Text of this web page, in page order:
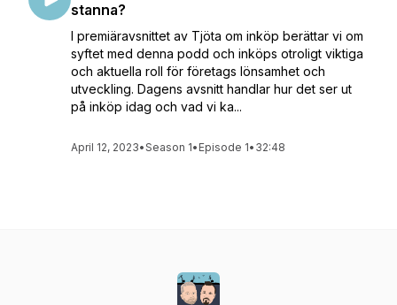
stanna?
I premiäravsnittet av Tjöta om inköp berättar vi om
syftet med denna podd och inköps otroligt viktiga
och aktuella roll för företags lönsamhet och
utveckling. Dagens avsnitt handlar hur det ser ut
på inköp idag och vad vi ka...
April 12, 2023•Season 1• Episode 1• 32:48